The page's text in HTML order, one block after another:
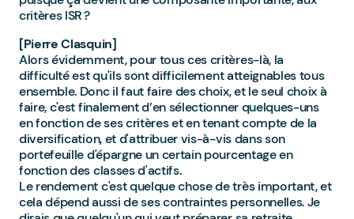
critères ISR ?
[Pierre Clasquin]
Alors évidemment, pour tous ces critères-là, la
difficulté est qu'ils sont difficilement atteignables tous
ensemble. Donc il faut faire des choix, et le seul choix à
faire, c'est finalement d’en sélectionner quelques-uns
en fonction de ses critères et en tenant compte de la
diversification, et d'attribuer vis-à-vis dans son
portefeuille d'épargne un certain pourcentage en
fonction des classes d'actifs.
Le rendement c'est quelque chose de très important, et
cela dépend aussi de ses contraintes personnelles. Je